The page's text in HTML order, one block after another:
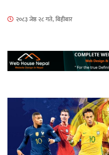
‘ईयुमा डट
औपचारिक
२०८३ जेष्ठ २८ गते, बिहीबार